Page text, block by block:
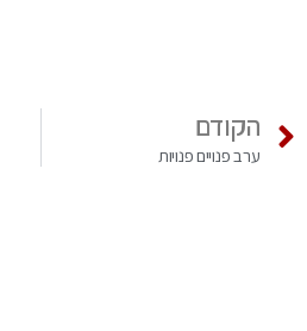
הקודם
ערב פנויים פנויות